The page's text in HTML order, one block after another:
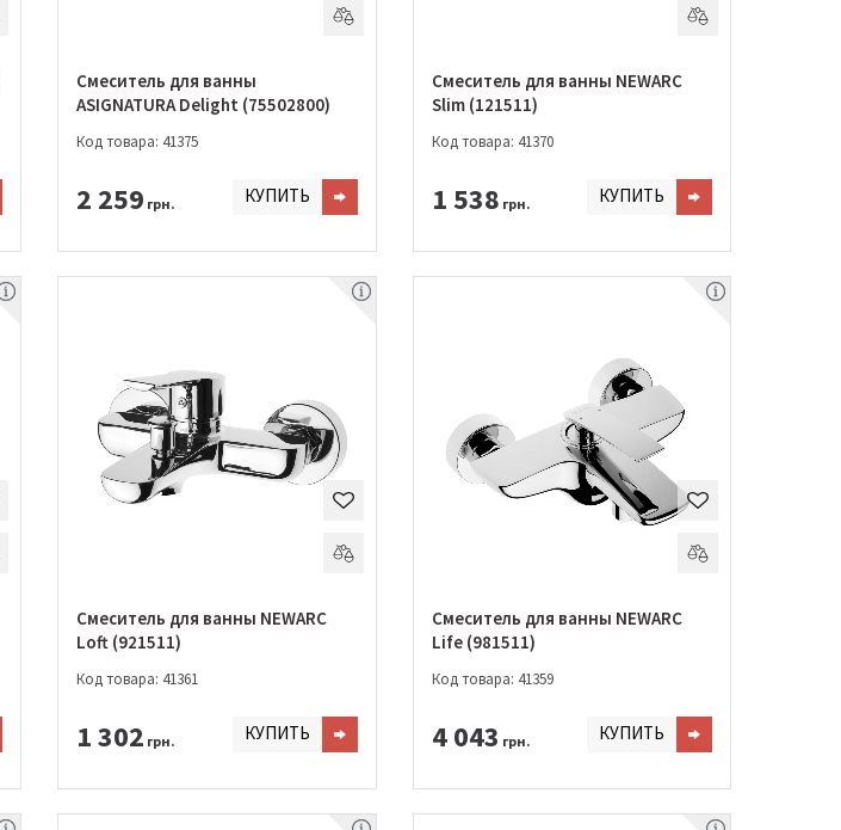
Смеситель для ванны
ASIGNATURA Delight (75502800)
Код товара: 41375
2 259 грн. КУПИТЬ
Смеситель для ванны NEWARC
Slim (121511)
Код товара: 41370
1 538 грн. КУПИТЬ
Смеситель для ванны NEWARC
Loft (921511)
Код товара: 41361
1 302 грн. КУПИТЬ
Смеситель для ванны NEWARC
Life (981511)
Код товара: 41359
4 043 грн. КУПИТЬ